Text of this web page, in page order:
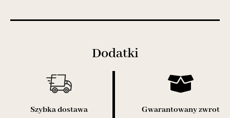
Dodatki
Szybka dostawa
Gwarantowany zwrot